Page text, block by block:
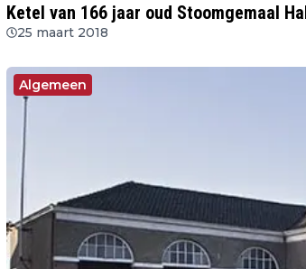
Ketel van 166 jaar oud Stoomgemaal
25 maart 2018
Algemeen